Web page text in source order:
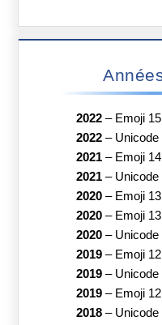
2022– Emoji
2022– Unicode
2021– Emoji
2021– Unicode
2020– Emoji
2020– Emoji
2020– Unicode
2019– Emoji
2019– Unicode
2019– Emoji
2018– Unicode